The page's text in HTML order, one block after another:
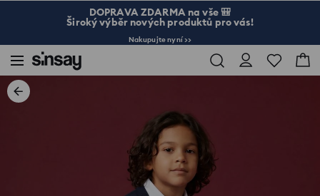
DOPRAVA ZDARMA na vše 🎒
Široký výběr nových produktů pro vás!
Nakupujte nyní >>